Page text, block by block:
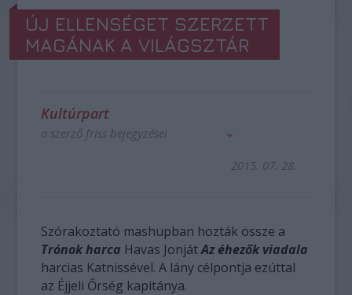
ÚJ ELLENSÉGET SZERZETT
MAGÁNAK A VILÁGSZTÁR
Kultúrpart
a szerző friss bejegyzései
2015. 07. 28.
Szórakoztató mashupban hozták össze a
Trónok harca Havas JonjátAz éhezők viadala
harcias Katnissével. A lány célpontja ezúttal
az Éjjeli Őrség kapitánya.